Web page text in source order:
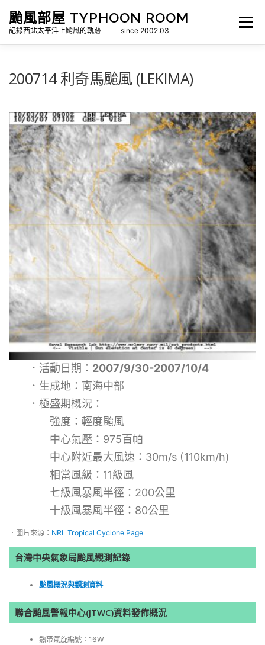
颱風部屋 TYPHOON ROOM
記錄西北太平洋上颱風的軌跡 ─── since 2002.03
選單
各地瞬間風速紀錄 侵台颱風新聞剪報 氣象相關資源
200714 利奇馬颱風 (LEKIMA)
．活動日期： 2007/9/30-2007/10/4
．生成地：南海中部
．極盛期概況：
強度：輕度颱風
中心氣壓：975百帕
中心附近最大風速：30m/s (110km/h)
相當風級：11級風
七級風暴風半徑：200公里
十級風暴風半徑：80公里
．圖片來源： NRL Tropical Cyclone Page
台灣中央氣象局颱風觀測記錄
颱風概況與觀測資料
聯合颱風警報中心(JTWC)資料發佈概況
熱帶氣旋編號：16W